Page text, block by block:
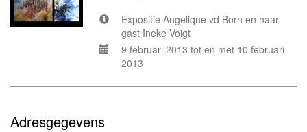
Expositie Angelique vd Born en haar
gast Ineke Voigt
9 februari 2013 tot en met 10 februari
2013
Adresgegevens